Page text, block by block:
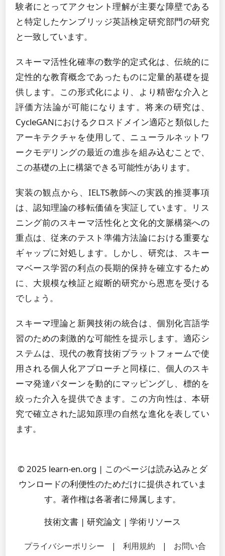
験者にとってアクセント理解が主要な障壁である
と特定したケンブリッジ英語検定研究部門の研究
と一致しています。
スキーマ活性化確率の数学的定式化は、伝統的に
定性的な教育概念であったものに定量的基礎を提
供します。この形式化により、より精密な介入と
評価方法論が可能になります。将来の研究は、
CycleGANにおけるクロスドメイン適応と類似した
アーキテクチャを使用して、ニューラルネットワ
ークモデリングの最近の進歩を組み込むことで、
この基礎の上に構築できる可能性があります。
実装の観点から、IELTS教師への実践的推奨事項
は、認知理論の移転価値を実証しています。リス
ニング前のスキーマ活性化と文化的文脈構築への
重点は、従来のテスト準備方法論における重要な
ギャップに対処します。しかし、研究は、スキー
マベース学習の利点の長期的保持を確立するため
に、大規模な検証と縦断的研究から恩恵を受ける
でしょう。
スキーマ理論と新興技術の統合は、個別化言語学
習のための刺激的な可能性を提示します。適応シ
ステムは、現代の教育技術プラットフォームで使
用される個人化アプローチと同様に、個人のスキ
ーマ発達パターンを動的にマッピングし、標的を
絞った介入を提供できます。この方向性は、本研
究で確立された認知原理の自然な進化を表してい
ます。
© 2025 learn-en.org | このページは読み込みとダ
ウンロードの利便性のためだけに提供されていま
す。著作権は各著者に帰属します。
技術文書 | 研究論文 | 学術リソース
プライバシーポリシー | 利用規約 |
お問い合